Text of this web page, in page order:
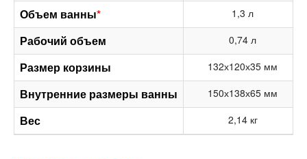
Объем ванны* 1,3 л
Рабочий объем 0,74 л
Размер корзины 132х120х35 мм
Внутренние размеры ванны 150х138х65 мм
Вес 2,14 кг